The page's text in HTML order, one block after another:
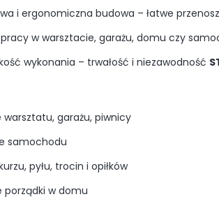
i ergonomiczna budowa – łatwe
w warsztacie, garażu, domu czy
wykonania – trwałość i niezawodność
warsztatu, garażu, piwnicy
samochodu
pyłu, trocin i opiłków
porządki w domu